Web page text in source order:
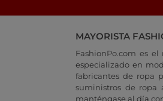
MAYORISTA
FashionPo.com es
especializado en
fabricantes de ropa
suministros de ropa
manténgase al día